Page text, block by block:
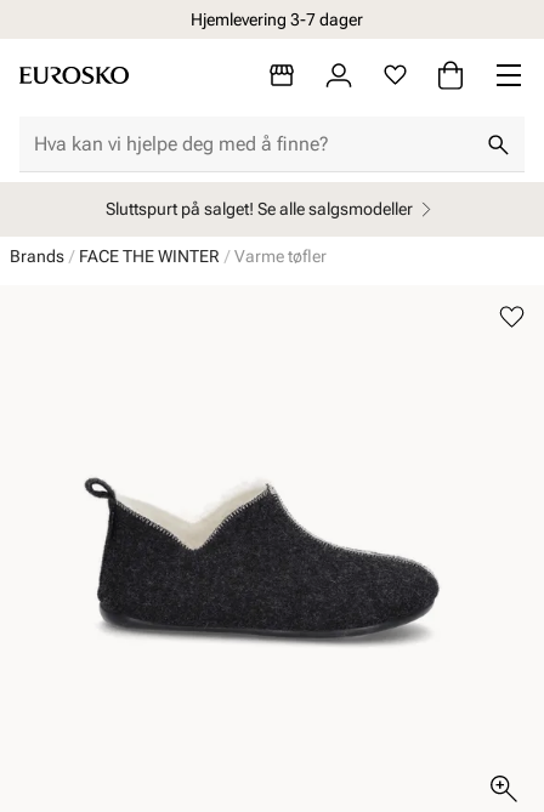
Hjemlevering 3-7 dager
Sluttspurt på salget! Se alle salgsmodeller
Brands FACE THE WINTER Varme tøfler